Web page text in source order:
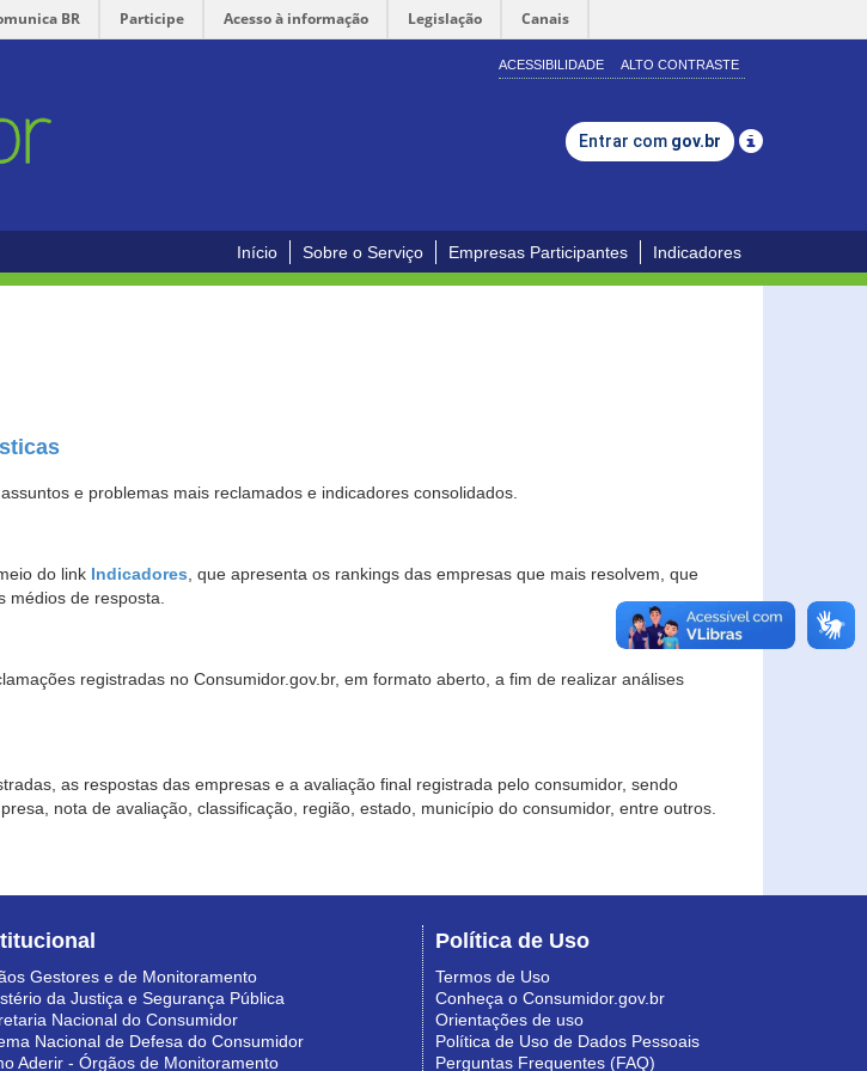
BR Participe Acesso à informação Legislação Canais
ACESSIBILIDADE ALTO CONTRASTE
Entrar com gov.br
Início Sobre o Serviço Empresas Participantes Indicadores
e problemas mais reclamados e indicadores consolidados.
do link Indicadores, que apresenta os rankings das empresas que mais resolvem, que
médios de resposta.
registradas no Consumidor.gov.br, em formato aberto, a fim de realizar análises
as respostas das empresas e a avaliação final registrada pelo consumidor, sendo
nota de avaliação, classificação, região, estado, município do consumidor, entre outros.
Gestores e de Monitoramento
da Justiça e Segurança Pública
Nacional do Consumidor
Nacional de Defesa do Consumidor
Aderir - Órgãos de Monitoramento
Política de Uso
Termos de Uso
Conheça o Consumidor.gov.br
Orientações de uso
Política de Uso de Dados Pessoais
Perguntas Frequentes (FAQ)